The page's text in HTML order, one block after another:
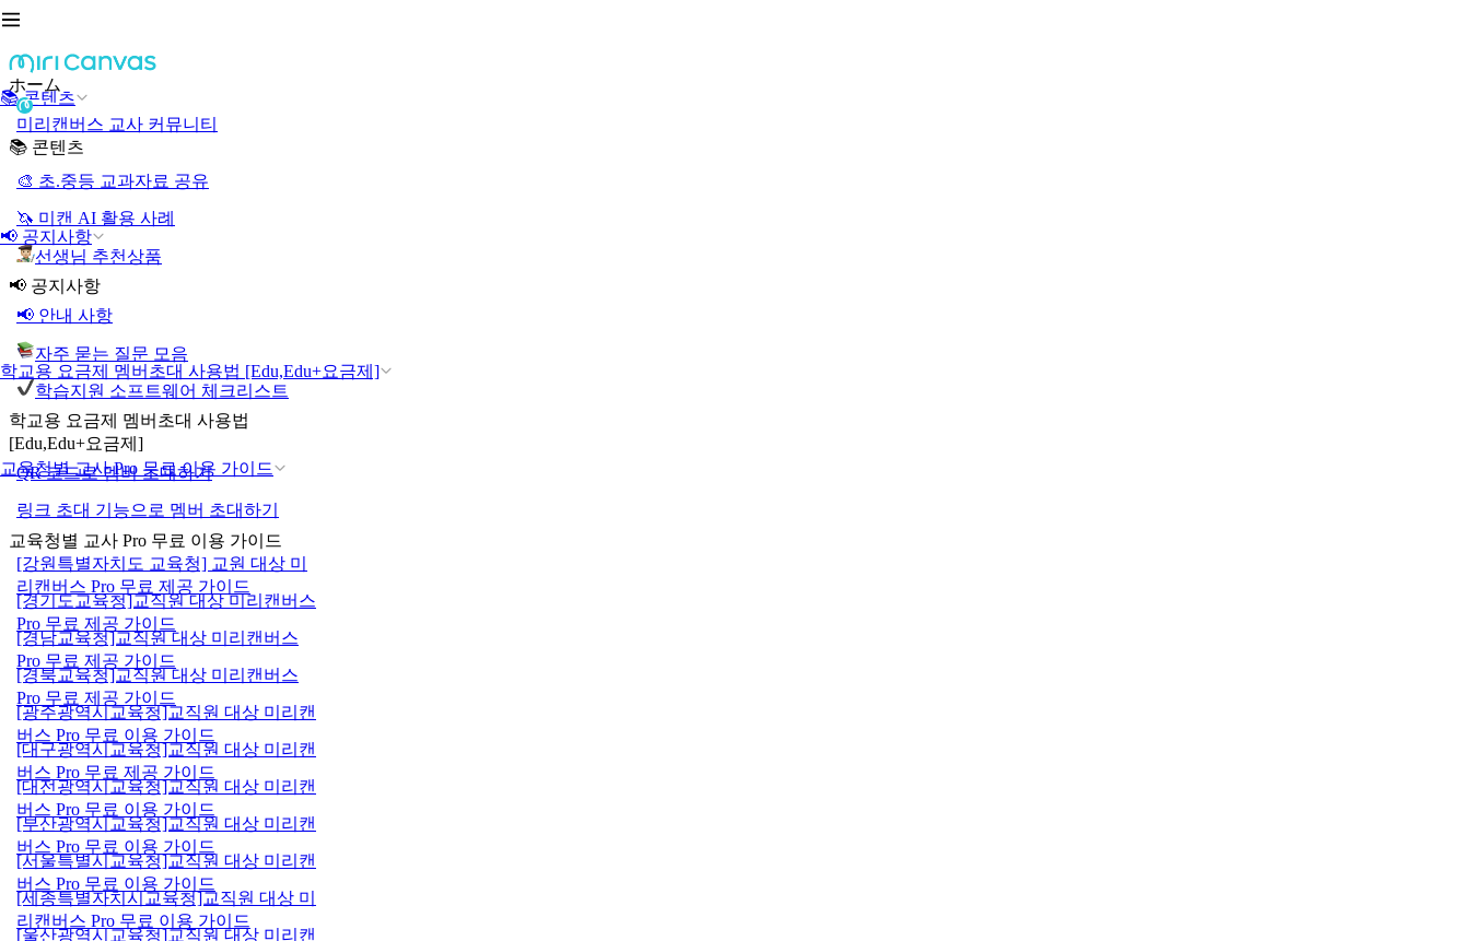
📚 콘텐츠
📢 공지사항
학교용 요금제 멤버초대 사용법 [Edu,Edu+요금제]
교육청별 교사 Pro 무료 이용 가이드
ホーム
미리캔버스 교사 커뮤니티
📚 콘텐츠
🎨 초.중등 교과자료 공유
🦄 미캔 AI 활용 사례
선생님 추천상품
📢 공지사항
📢 안내 사항
자주 묻는 질문 모음
학습지원 소프트웨어 체크리스트
학교용 요금제 멤버초대 사용법
[Edu,Edu+요금제]
QR 코드로 멤버 초대하기
링크 초대 기능으로 멤버 초대하기
교육청별 교사 Pro 무료 이용 가이드
[강원특별자치도 교육청] 교원 대상 미
리캔버스 Pro 무료 제공 가이드
[경기도교육청]교직원 대상 미리캔버스
Pro 무료 제공 가이드
[경남교육청]교직원 대상 미리캔버스
Pro 무료 제공 가이드
[경북교육청]교직원 대상 미리캔버스
Pro 무료 제공 가이드
[광주광역시교육청]교직원 대상 미리캔
버스 Pro 무료 이용 가이드
[대구광역시교육청]교직원 대상 미리캔
버스 Pro 무료 제공 가이드
[대전광역시교육청]교직원 대상 미리캔
버스 Pro 무료 이용 가이드
[부산광역시교육청]교직원 대상 미리캔
버스 Pro 무료 이용 가이드
[서울특별시교육청]교직원 대상 미리캔
버스 Pro 무료 이용 가이드
[세종특별자치시교육청]교직원 대상 미
리캔버스 Pro 무료 이용 가이드
[울산광역시교육청]교직원 대상 미리캔